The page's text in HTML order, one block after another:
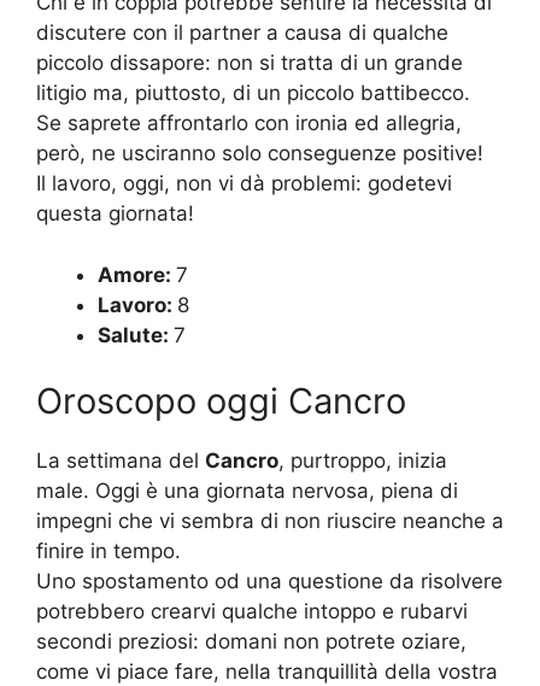
discutere con il partner a causa di qualche
piccolo dissapore: non si tratta di un grande
litigio ma, piuttosto, di un piccolo battibecco.
Se saprete affrontarlo con ironia ed allegria,
però, ne usciranno solo conseguenze positive!
Il lavoro, oggi, non vi dà problemi: godetevi
questa giornata!
Amore: 7
Lavoro: 8
Salute: 7
Oroscopo oggi Cancro
La settimana del Cancro, purtroppo, inizia
male. Oggi è una giornata nervosa, piena di
impegni che vi sembra di non riuscire neanche a
finire in tempo.
Uno spostamento od una questione da risolvere
potrebbero crearvi qualche intoppo e rubarvi
secondi preziosi: domani non potrete oziare,
come vi piace fare, nella tranquillità della vostra